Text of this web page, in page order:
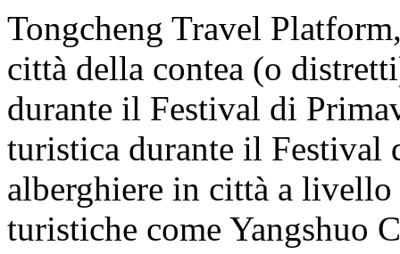
Tongcheng Travel
città della contea (o
durante il Festival di
turistica durante il Festival
alberghiere in città a
turistiche come Yangshuo